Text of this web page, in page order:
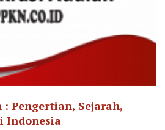
Pengertian, Sejarah,
Indonesia